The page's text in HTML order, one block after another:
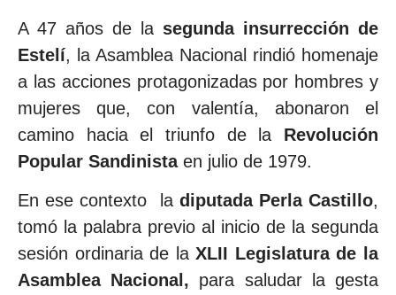
A 47 años de la segunda insurrección de
Estelí, la Asamblea Nacional rindió homenaje
a las acciones protagonizadas por hombres y
mujeres que, con valentía, abonaron el
camino hacia el triunfo de la Revolución
Popular Sandinistaen julio de 1979.
En ese contexto la diputada Perla Castillo,
tomó la palabra previo al inicio de la segunda
sesión ordinaria de laXLII Legislatura de la
Asamblea Nacional, para saludar la gesta